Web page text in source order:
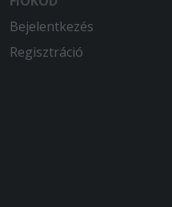
Bejelentkezés
Regisztráció